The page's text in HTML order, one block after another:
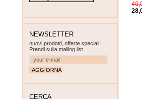
NEWSLETTER
nuovi prodotti, offerte speciali!
Prendi sulla mailing list
CERCA